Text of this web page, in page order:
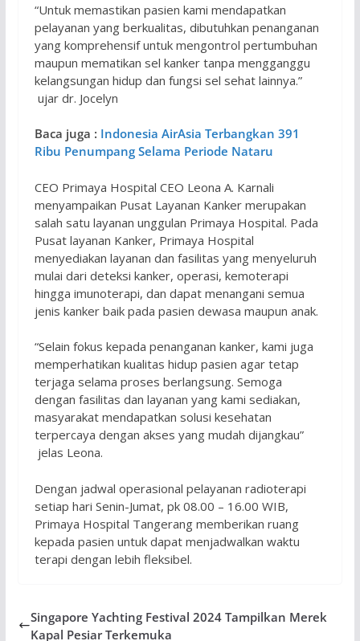
“Untuk memastikan pasien kami mendapatkan
pelayanan yang berkualitas, dibutuhkan penanganan
yang komprehensif untuk mengontrol pertumbuhan
maupun mematikan sel kanker tanpa mengganggu
kelangsungan hidup dan fungsi sel sehat lainnya.”
ujar dr. Jocelyn
Baca juga : Indonesia AirAsia Terbangkan 391
Ribu Penumpang Selama Periode Nataru
CEO Primaya Hospital CEO Leona A. Karnali
menyampaikan Pusat Layanan Kanker merupakan
salah satu layanan unggulan Primaya Hospital. Pada
Pusat layanan Kanker, Primaya Hospital
menyediakan layanan dan fasilitas yang menyeluruh
mulai dari deteksi kanker, operasi, kemoterapi
hingga imunoterapi, dan dapat menangani semua
jenis kanker baik pada pasien dewasa maupun anak.
“Selain fokus kepada penanganan kanker, kami juga
memperhatikan kualitas hidup pasien agar tetap
terjaga selama proses berlangsung. Semoga
dengan fasilitas dan layanan yang kami sediakan,
masyarakat mendapatkan solusi kesehatan
terpercaya dengan akses yang mudah dijangkau”
jelas Leona.
Dengan jadwal operasional pelayanan radioterapi
setiap hari Senin-Jumat, pk 08.00 – 16.00 WIB,
Primaya Hospital Tangerang memberikan ruang
kepada pasien untuk dapat menjadwalkan waktu
terapi dengan lebih fleksibel.
Singapore Yachting Festival 2024 Tampilkan Merek
Kapal Pesiar Terkemuka